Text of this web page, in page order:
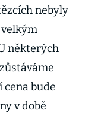
nebyly
některých
cena bude
v době